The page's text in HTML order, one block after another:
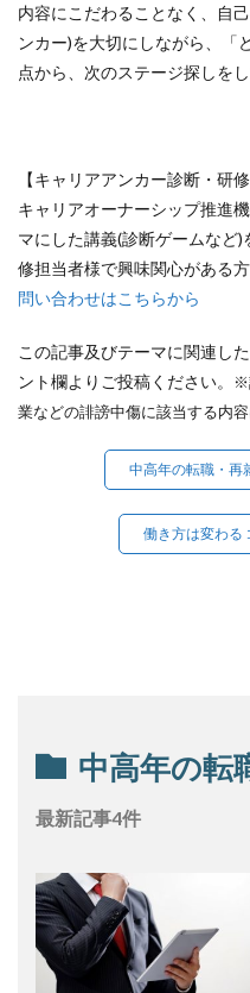
内容にこだわることなく、自
ンカー)を大切にしながら、「
点から、次のステージ探しを
【キャリアアンカー診断・研
キャリアオーナーシップ推進
マにした講義(診断ゲームなど
修担当者様で興味関心がある
問い合わせはこちらから
この記事及びテーマに関連し
ント欄よりご投稿ください。
※
業などの誹謗中傷に該当する内
中高年の転職・再
働き方は変わる
中高年の転
最新記事4件